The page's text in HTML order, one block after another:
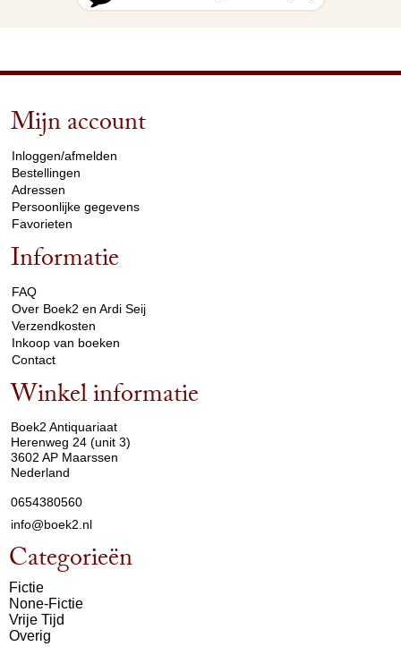
Mijn account
Inloggen/afmelden
Bestellingen
Adressen
Persoonlijke gegevens
Favorieten
Informatie
FAQ
Over Boek2 en Ardi Seij
Verzendkosten
Inkoop van boeken
Contact
Winkel informatie
Boek2 Antiquariaat
Herenweg 24 (unit 3)
3602 AP Maarssen
Nederland
0654380560
info@boek2.nl
Categorieën
Fictie
None-Fictie
Vrije Tijd
Overig